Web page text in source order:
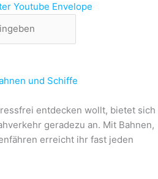
Youtube Envelope
und Schiffe
entdecken wollt, bietet sich
geradezu an. Mit Bahnen,
erreicht ihr fast jeden